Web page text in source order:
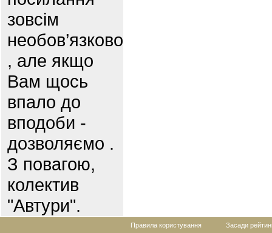
зовсім
необов’язково
, але якщо
Вам щось
впало до
вподоби -
дозволяємо .
З повагою,
колектив
"Автури".
Правила користування Засади